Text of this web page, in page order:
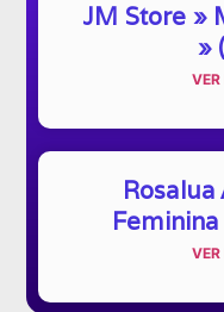
JM Store »
»